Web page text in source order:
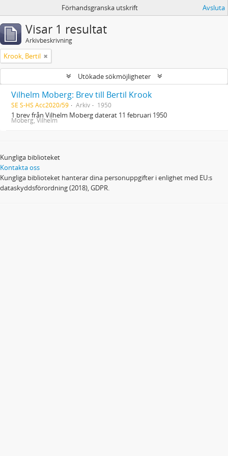
Förhandsgranska utskrift Avsluta
Visar 1 resultat
Arkivbeskrivning
Krook, Bertil
Utökade sökmöjligheter
Vilhelm Moberg: Brev till Bertil Krook
SE S-HS Acc2020/59 Arkiv 1950
1 brev från Vilhelm Moberg daterat 11 februari 1950
Moberg, Vilhelm
Kungliga biblioteket
Kontakta oss
Kungliga biblioteket hanterar dina personuppgifter i enlighet med EU:s
dataskyddsförordning (2018), GDPR.